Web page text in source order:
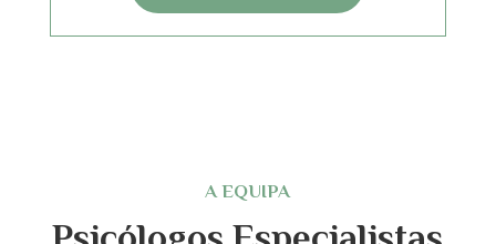
A EQUIPA